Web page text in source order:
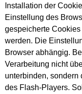
Installation der
Einstellung des
gespeicherte
werden. Die
Browser abhängig.
Verarbeitung nicht
unterbinden, sondern
des Flash-Players.